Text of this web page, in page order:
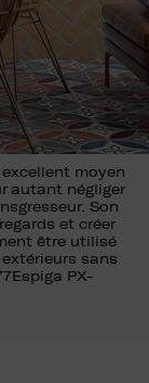
moyen
autant négliger
Son
et créer
être utilisé
sans
PX-